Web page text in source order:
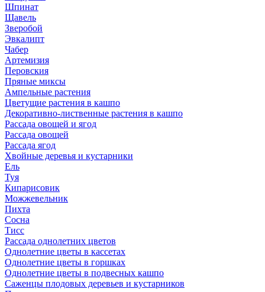
Шпинат
Щавель
Зверобой
Эвкалипт
Чабер
Артемизия
Перовския
Пряные миксы
Ампельные растения
Цветущие растения в кашпо
Декоративно-лиственные растения в кашпо
Рассада овощей и ягод
Рассада овощей
Рассада ягод
Хвойные деревья и кустарники
Ель
Туя
Кипарисовик
Можжевельник
Пихта
Сосна
Тисc
Рассада однолетних цветов
Однолетние цветы в кассетах
Однолетние цветы в горшках
Однолетние цветы в подвесных кашпо
Саженцы плодовых деревьев и кустарников